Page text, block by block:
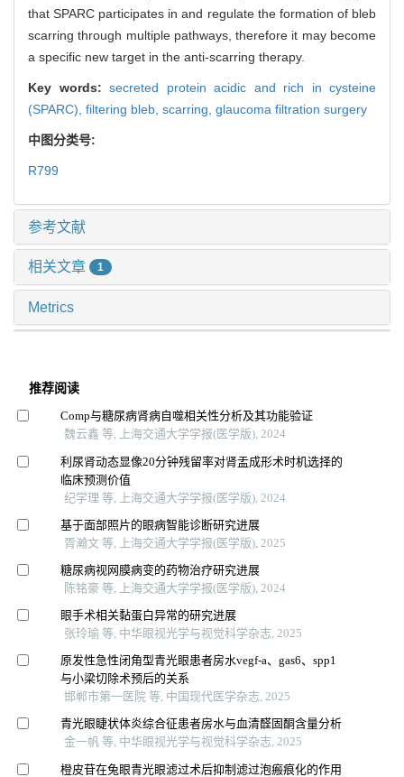
that SPARC participates in and regulate the formation of bleb
scarring through multiple pathways, therefore it may become
a specific new target in the anti-scarring therapy.
Key words: secreted protein acidic and rich in cysteine
(SPARC), filtering bleb, scarring, glaucoma filtration surgery
中图分类号:
R799
参考文献
相关文章 1
Metrics
推荐阅读
Comp与糖尿病肾病自噬相关性分析及其功能验证
魏云鑫 等, 上海交通大学学报(医学版), 2024
利尿肾动态显像20分钟残留率对肾盂成形术时机选择的
临床预测价值
纪学理 等, 上海交通大学学报(医学版), 2024
基于面部照片的眼病智能诊断研究进展
胥瀚文 等, 上海交通大学学报(医学版), 2025
糖尿病视网膜病变的药物治疗研究进展
陈铭豪 等, 上海交通大学学报(医学版), 2024
眼手术相关黏蛋白异常的研究进展
张玲瑜 等, 中华眼视光学与视觉科学杂志, 2025
原发性急性闭角型青光眼患者房水vegf-a、gas6、spp1
与小梁切除术预后的关系
邯郸市第一医院 等, 中国现代医学杂志, 2025
青光眼睫状体炎综合征患者房水与血清醛固酮含量分析
金一帆 等, 中华眼视光学与视觉科学杂志, 2025
橙皮苷在兔眼青光眼滤过术后抑制滤过泡瘢痕化的作用